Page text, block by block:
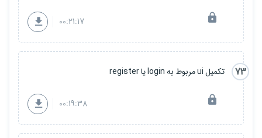
00:21:17
73 تکمیل ui مربوط به login یا register
00:19:38